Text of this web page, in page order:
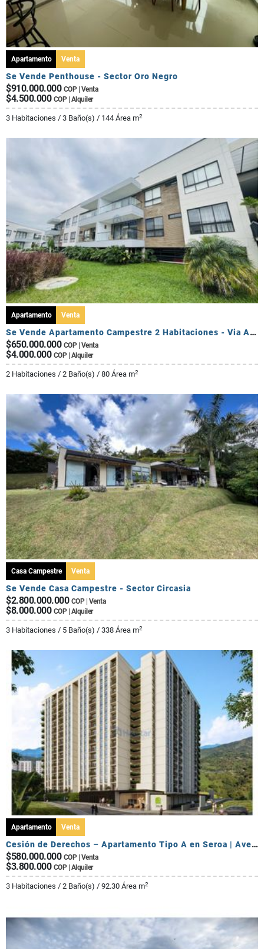
Apartamento Venta
Se Vende Penthouse - Sector Oro Negro
$910.000.000 COP | Venta
$4.500.000 COP | Alquiler
3 Habitaciones / 3 Baño(s) / 144 Área m2
Apartamento Venta
Se Vende Apartamento Campestre 2 Habitaciones - Via Al Caimo
$650.000.000 COP | Venta
$4.000.000 COP | Alquiler
2 Habitaciones / 2 Baño(s) / 80 Área m2
Casa Campestre Venta
Se Vende Casa Campestre - Sector Circasia
$2.800.000.000 COP | Venta
$8.000.000 COP | Alquiler
3 Habitaciones / 5 Baño(s) / 338 Área m2
Apartamento Venta
Cesión de Derechos – Apartamento Tipo A en Seroa | Avenida Centenario
$580.000.000 COP | Venta
$3.800.000 COP | Alquiler
3 Habitaciones / 2 Baño(s) / 92.30 Área m2